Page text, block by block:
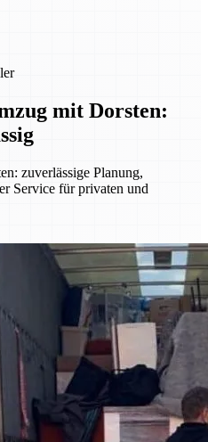
mit Dorsten:
zuverlässige Planung,
Service für privaten und